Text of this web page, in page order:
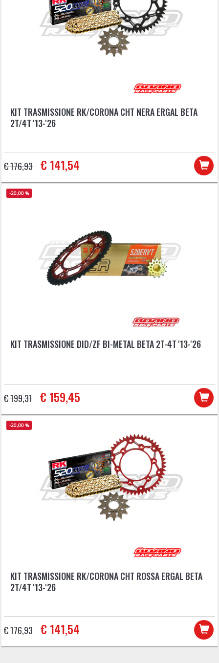
KIT TRASMISSIONE RK/CORONA CHT NERA ERGAL BETA
2T/4T '13-'26
€ 176,93 € 141,54
-20,00 %
KIT TRASMISSIONE DID/ZF BI-METAL BETA 2T-4T '13-'26
€ 199,31 € 159,45
-20,00 %
KIT TRASMISSIONE RK/CORONA CHT ROSSA ERGAL BETA
2T/4T '13-'26
€ 176,93 € 141,54